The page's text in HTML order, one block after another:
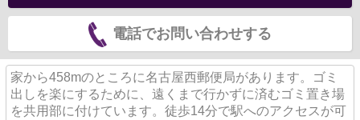
電話でお問い合わせする
家から458mのところに名古屋西郵便局があります。ゴミ
出しを楽にするために、遠くまで行かずに済むゴミ置き場
を共用部に付けています。徒歩14分で駅へのアクセスが可